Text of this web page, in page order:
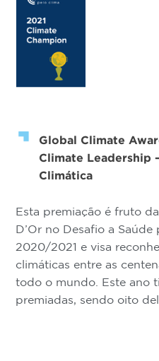
Global Climate
Climate Leadership
Climática
Esta premiação é fruto
D’Or no Desafio a
2020/2021 e visa
climáticas entre as
todo o mundo. Este ano
premiadas, sendo oito